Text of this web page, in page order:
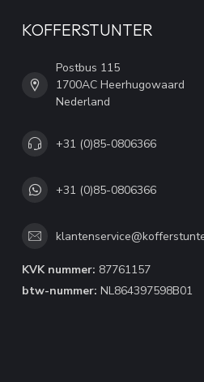
KOFFERSTUNTER
Postbus 115
1700AC Heerhugowaard
Nederland
+31 (0)85-0806366
+31 (0)85-0806366
KVK nummer: 87761157
btw-nummer: NL864397598B01